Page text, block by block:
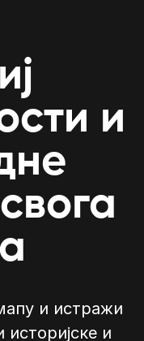
и
и истражи
и